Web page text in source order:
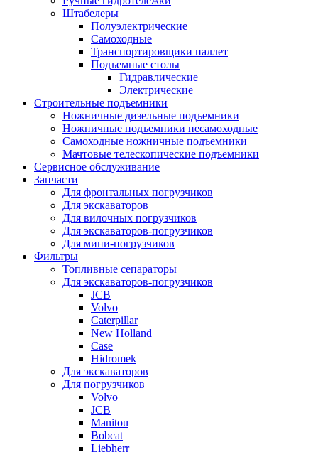
Штабелеры
Полуэлектрические
Самоходные
Транспортировщики паллет
Подъемные столы
Гидравлические
Электрические
Строительные подъемники
Ножничные дизельные подъемники
Ножничные подъемники несамоходные
Самоходные ножничные подъемники
Мачтовые телескопические подъемники
Сервисное обслуживание
Запчасти
Для фронтальных погрузчиков
Для экскаваторов
Для вилочных погрузчиков
Для экскаваторов-погрузчиков
Для мини-погрузчиков
Фильтры
Топливные сепараторы
Для экскаваторов-погрузчиков
JCB
Volvo
Caterpillar
New Holland
Case
Hidromek
Для экскаваторов
Для погрузчиков
Volvo
JCB
Manitou
Bobcat
Liebherr